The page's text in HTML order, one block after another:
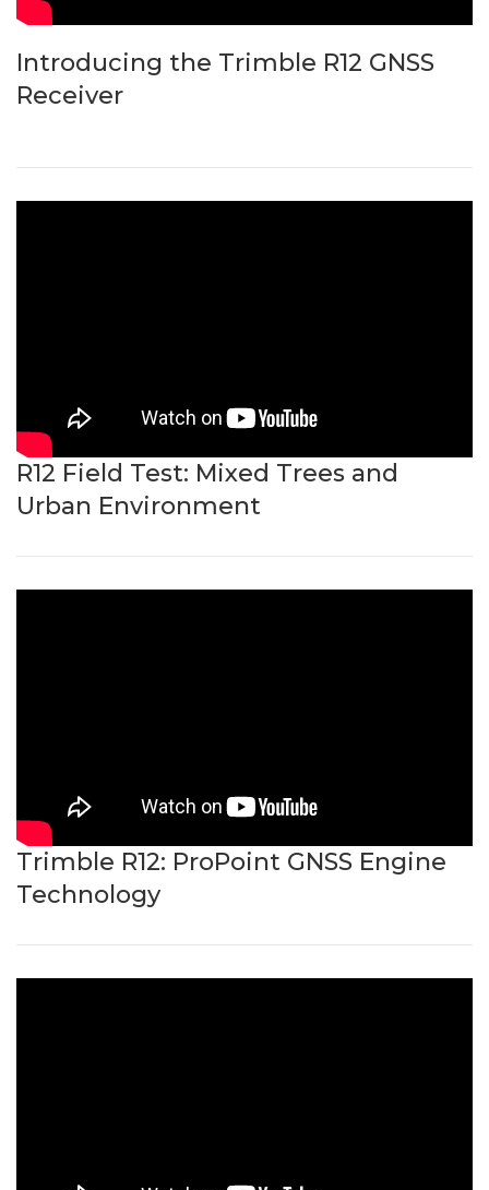
Introducing the Trimble R12 GNSS
Receiver
R12 Field Test: Mixed Trees and
Urban Environment
Trimble R12: ProPoint GNSS Engine
Technology